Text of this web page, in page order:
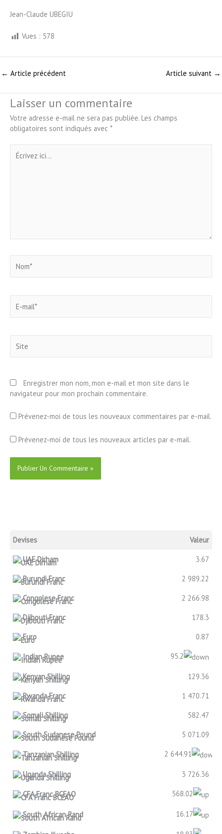
Jean-Claude UBEGIU
Vues : 578
← Article précédent Article suivant →
Laisser un commentaire
Votre adresse e-mail ne sera pas publiée. Les champs
obligatoires sont indiqués avec *
ici…
mail*
Enregistrer mon nom, mon e-mail et mon site dans le
navigateur pour mon prochain commentaire.
Prévenez-moi de tous les nouveaux commentaires par e-mail.
Prévenez-moi de tous les nouveaux articles par e-mail.
Devises Valeur
UAE Dirham 3.67
Burundi Franc 2 989.22
Congolese Franc 2 266.98
Djibouti Franc 178.3
Euro 0.87
Indian Rupee 95.2
Kenyan Shilling 129.36
Rwanda Franc 1 470.71
Somali Shilling 582.47
South Sudanese Pound 5 071.09
Tanzanian Shilling 2 644.91
Uganda Shilling 3 726.36
CFA Franc BCEAO 568.02
South African Rand 16.17